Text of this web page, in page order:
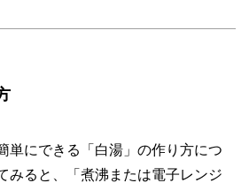
にできる「白湯」の作り方につ
みると、「煮沸または電子レンジ